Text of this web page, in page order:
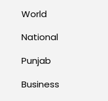
World
National
Punjab
Business